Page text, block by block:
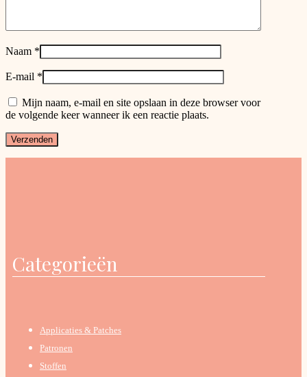
Naam *
E-mail *
Mijn naam, e-mail en site opslaan in deze browser voor
de volgende keer wanneer ik een reactie plaats.
Categorieën
Applicaties & Patches
Patronen
Stoffen